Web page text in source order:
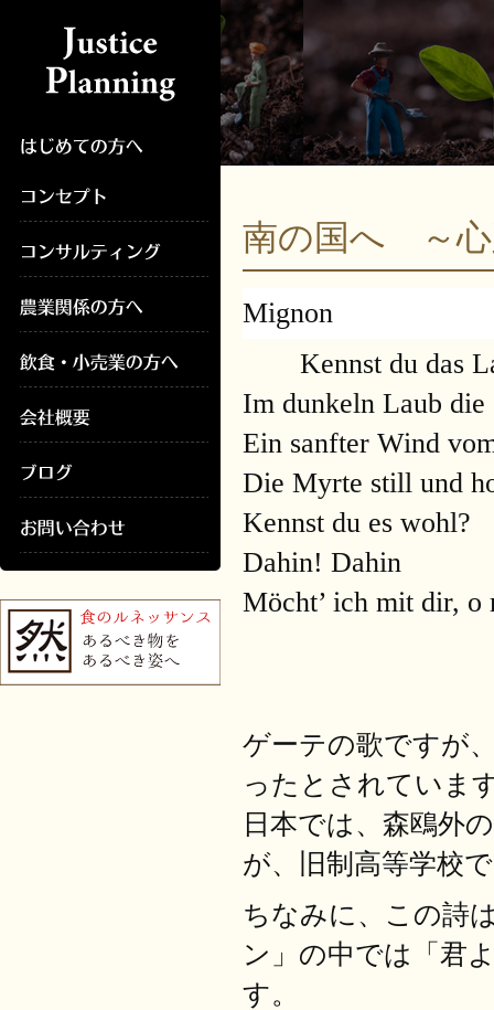
南の国へ ～
Mignon
Kennst du das
Im dunkeln Laub
Ein sanfter Wind
Die Myrte still und
Kennst du es wohl?
Dahin! Dahin
Möcht’ ich mit dir, o
ゲーテの歌ですが
ったとされていま
日本では、森鴎外
が、旧制高等学校
ちなみに、この詩
ン」の中では「君
す。